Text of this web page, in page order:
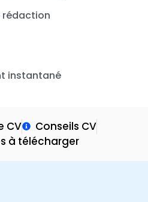
rédaction
instantané
CV
Conseils CV
à télécharger